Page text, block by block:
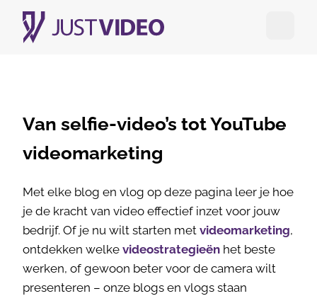
Van selfie-video’s tot YouTube
videomarketing
Met elke blog en vlog op deze pagina leer je hoe
je de kracht van video effectief inzet voor jouw
bedrijf. Of je nu wilt starten met videomarketing,
ontdekken welke videostrategieën het beste
werken, of gewoon beter voor de camera wilt
presenteren – onze blogs en vlogs staan